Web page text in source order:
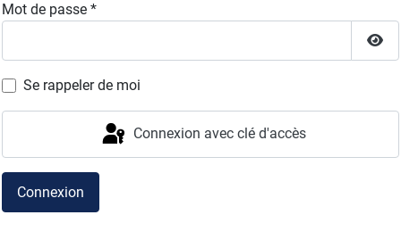
Mot de passe *
Se rappeler de moi
Connexion avec clé d'accès
Connexion